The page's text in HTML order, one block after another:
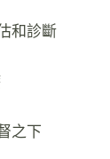
和診斷
之下